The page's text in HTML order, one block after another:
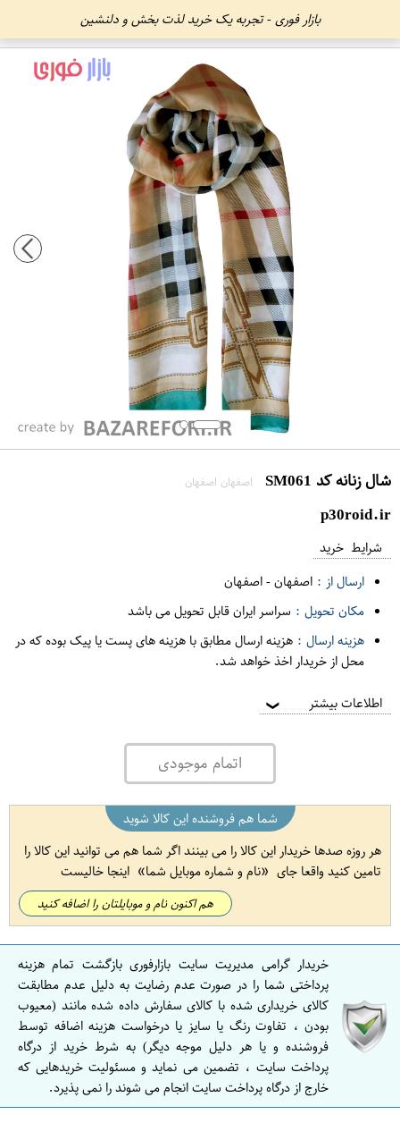
بازار فوری - تجربه یک خرید لذت بخش و دلنشین
شال زنانه کد SM061 اصفهان اصفهان
p30roid.ir
شرایط خرید
ارسال از : اصفهان-اصفهان
مکان تحویل : سراسر ایران قابل تحویل می باشد
هزینه ارسال : هزینه ارسال مطابق با هزینه های پست یا پیک بوده که در
محل از خریدار اخذ خواهد شد.
اطلاعات بیشتر ❯
اتمام موجودی
شما هم فروشنده این کالا شوید
هر روزه صدها خریدار این کالا را می بینند اگر شما هم می توانید این کالا را
تامین کنید واقعا جای
نام و شماره موبایل شما اینجا خالیست
هم اکنون نام و موبایلتان را اضافه کنید
خریدار گرامی مدیریت سایت بازارفوری بازگشت تمام هزینه
پرداختی شما را در صورت عدم رضایت به دلیل عدم مطابقت
کالای خریداری شده با کالای سفارش داده شده مانند (معیوب
بودن ، تفاوت رنگ یا سایز یا درخواست هزینه اضافه توسط
فروشنده و یا هر دلیل موجه دیگر) به شرط خرید از درگاه
پرداخت سایت ، تضمین می نماید و مسئولیت خریدهایی که
خارج از درگاه پرداخت سایت انجام می شوند را نمی پذیرد.